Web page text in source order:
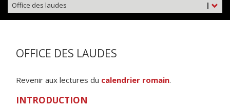
|
Office des laudes
OFFICE DES LAUDES
Revenir aux lectures du calendrier romain.
INTRODUCTION